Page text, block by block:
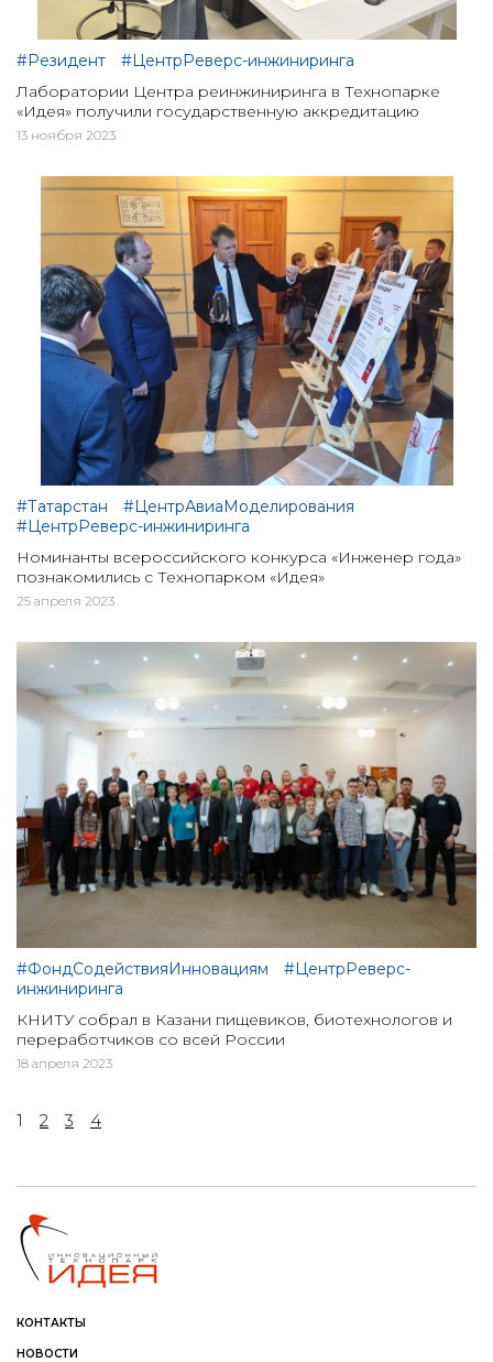
#Резидент
#ЦентрРеверс-инжиниринга
Лаборатории Центра реинжиниринга в Технопарке
«Идея» получили государственную аккредитацию
13 ноября 2023
#Татарстан
#ЦентрАвиаМоделирования
#ЦентрРеверс-инжиниринга
Номинанты всероссийского конкурса «Инженер года»
познакомились с Технопарком «Идея»
25 апреля 2023
#ФондСодействияИнновациям
#ЦентрРеверс-
инжиниринга
КНИТУ собрал в Казани пищевиков, биотехнологов и
переработчиков со всей России
18 апреля 2023
1 2 3 4
КОНТАКТЫ
НОВОСТИ